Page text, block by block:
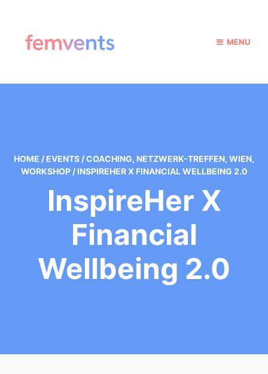
MENU
HOME / EVENTS /COACHING, NETZWERK-TREFFEN, WIEN,
WORKSHOP / INSPIREHER X FINANCIAL WELLBEING 2.0
InspireHer X
Financial
Wellbeing 2.0